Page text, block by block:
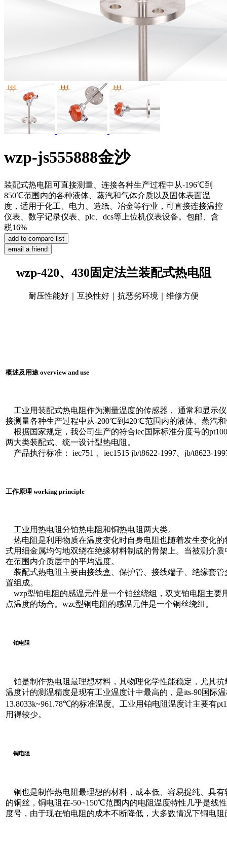
wzp-js555888金沙
装配式热电阻可直接测量、连接各种生产过程中从-196℃到
850℃范围内的各种液体、蒸汽和气体介质以及固体表面温
度，适用于化工、电力、造纸、冶金等行业，可直接连接温控
仪表、数字记录仪表、plc、dcs等上位机仪表设备。包邮、含
税16%
wzp-420、430固定法兰装配式热电阻
耐压性能好｜互换性好｜抗恶劣环境｜维修方便
概述及用途 overview and use
工业用装配式热电阻作为测量温度的传感器， 通常和显示
接测量各种生产过程中从-200℃到420℃范围内的液体、蒸汽
根据国家规定，我公司生产的符合iec国际标准分度号的
两大类装配式、统一设计型热电阻。
产品执行标准： iec751 、iec1515 jb/t8622-1997、jb/t8623-
工作原理 working principle
工业用热电阻分铂热电阻和铜热电阻两大类。
热电阻是利用物质在温度变化时自身电阻也随着发生变化
式用细金属均匀地双绕在绝缘材料制成的骨架上。当被测介
在范围内介质层中的平均温度。
装配式热电阻主要由接线盒、保护管、接线端子、绝缘套
置组成。
wzp型铂电阻的感温元件是一个铂丝绕组，双支铂电阻主要
点温度的场合。wzc型铜电阻的感温元件是一个铜丝绕组。
铂电阻
铂是制作热电阻最理想材料，其物理化学性能稳定，尤其
温度计的测温精度是现有工业温度计中最高的，是its-90国际
13.8033k~961.78℃的标准温度。工业用铂电阻温度计主要有
用得较少。
铜电阻
铜也是制作热电阻最理想的材料，成本低、容易提纯、具
的铜丝，铜电阻在-50~150℃范围内的电阻温度特性几乎是线
度号，由于现在铂电阻的成本不断降低，大多数情况下铜电